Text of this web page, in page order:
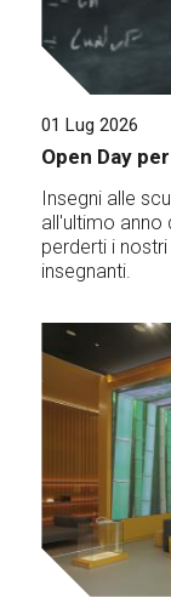
01 Lug 2026
Open Day
Insegni alle
all'ultimo anno
perderti i
insegnanti.